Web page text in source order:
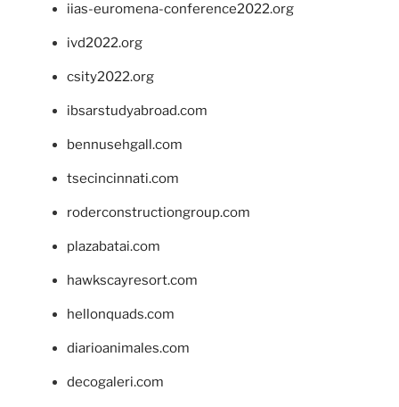
iias-euromena-conference2022.org
ivd2022.org
csity2022.org
ibsarstudyabroad.com
bennusehgall.com
tsecincinnati.com
roderconstructiongroup.com
plazabatai.com
hawkscayresort.com
hellonquads.com
diarioanimales.com
decogaleri.com